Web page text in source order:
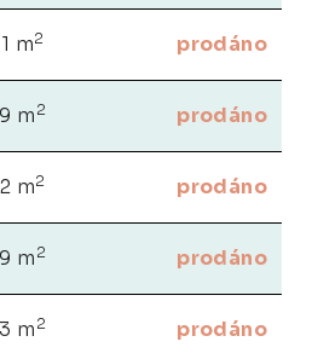
m2 prodáno
m2 prodáno
m2 prodáno
m2 prodáno
m2 prodáno